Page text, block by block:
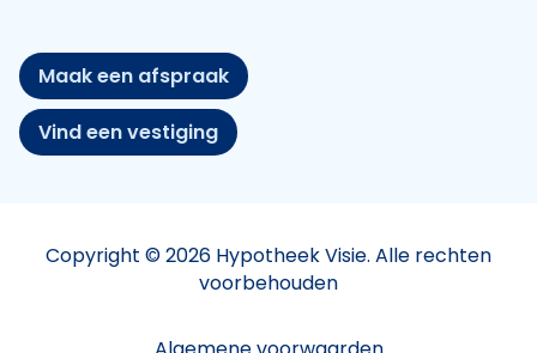
Maak een afspraak
Vind een vestiging
Copyright © 2026 Hypotheek Visie. Alle rechten
voorbehouden